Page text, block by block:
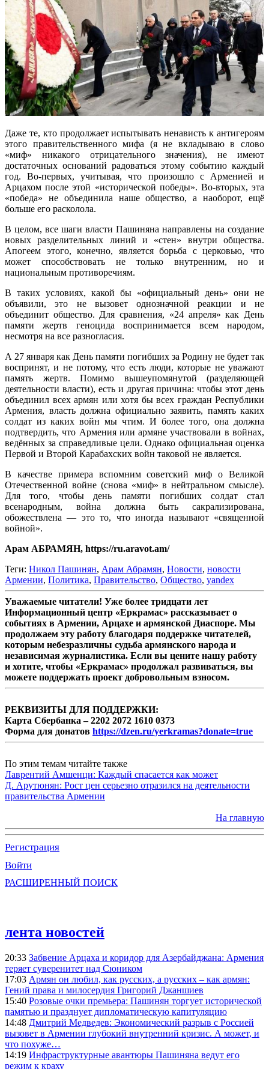
Даже те, кто продолжает испытывать ненависть к антигероям
этого правительственного мифа (я не вкладываю в слово
«миф» никакого отрицательного значения), не имеют
достаточных оснований радоваться этому событию каждый
год. Во-первых, учитывая, что произошло с Арменией и
Арцахом после этой «исторической победы». Во-вторых, эта
«победа» не объединила наше общество, а наоборот, ещё
больше его расколола.
В целом, все шаги власти Пашиняна направлены на создание
новых разделительных линий и «стен» внутри общества.
Апогеем этого, конечно, является борьба с церковью, что
может способствовать не только внутренним, но и
национальным противоречиям.
В таких условиях, какой бы «официальный день» они не
объявили, это не вызовет однозначной реакции и не
объединит общество. Для сравнения, «24 апреля» как День
памяти жертв геноцида воспринимается всем народом,
несмотря на все разногласия.
А 27 января как День памяти погибших за Родину не будет так
воспринят, и не потому, что есть люди, которые не уважают
память жертв. Помимо вышеупомянутой (разделяющей
деятельности власти), есть и другая причина: чтобы этот день
объединил всех армян или хотя бы всех граждан Республики
Армения, власть должна официально заявить, память каких
солдат из каких войн мы чтим. И более того, она должна
подтвердить, что Армения или армяне участвовали в войнах,
ведённых за справедливые цели. Однако официальная оценка
Первой и Второй Карабахских войн таковой не является.
В качестве примера вспомним советский миф о Великой
Отечественной войне (снова «миф» в нейтральном смысле).
Для того, чтобы день памяти погибших солдат стал
всенародным, война должна быть сакрализирована,
обожествлена — это то, что иногда называют «священной
войной».
Арам АБРАМЯН, https://ru.aravot.am/
Теги: Никол Пашинян, Арам Абрамян, Новости, новости
Армении, Политика, Правительство, Общество, yandex
Уважаемые читатели! Уже более тридцати лет
Информационный центр «Еркрамас» рассказывает о
событиях в Армении, Арцахе и армянской Диаспоре. Мы
продолжаем эту работу благодаря поддержке читателей,
которым небезразличны судьба армянского народа и
независимая журналистика. Если вы цените нашу работу
и хотите, чтобы «Еркрамас» продолжал развиваться, вы
можете поддержать проект добровольным взносом.
РЕКВИЗИТЫ ДЛЯ ПОДДЕРЖКИ:
Карта Сбербанка – 2202 2072 1610 0373
Форма для донатов https://dzen.ru/yerkramas?donate=true
По этим темам читайте также
Лаврентий Амшенци: Каждый спасается как может
Д. Арутюнян: Рост цен серьезно отразился на деятельности
правительства Армении
На главную
Регистрация
Войти
РАСШИРЕННЫЙ ПОИСК
лента новостей
20:33 Забвение Арцаха и коридор для Азербайджана: Армения
теряет суверенитет над Сюником
17:03 Армян он любил, как русских, а русских – как армян:
Гений права и милосердия Григорий Джаншиев
15:40 Розовые очки премьера: Пашинян торгует исторической
памятью и празднует дипломатическую капитуляцию
14:48 Дмитрий Медведев: Экономический разрыв с Россией
вызовет в Армении глубокий внутренний кризис. А может, и
что похуже…
14:19 Инфраструктурные авантюры Пашиняна ведут его
режим к краху